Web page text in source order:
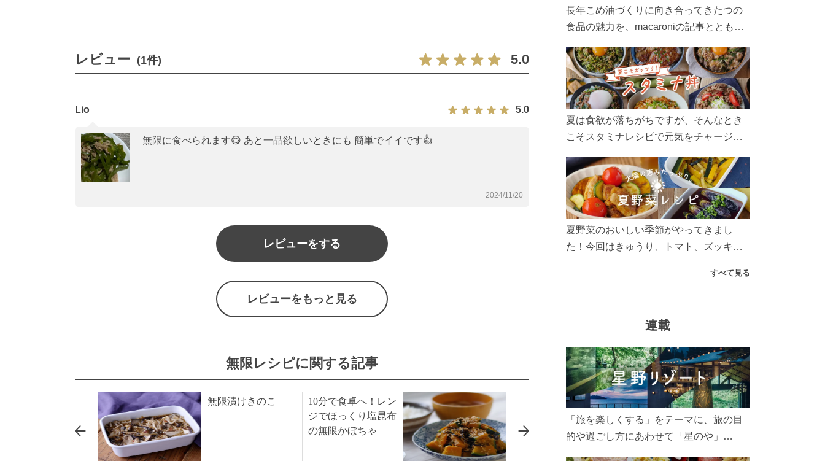
レビュー (1件) 5.0
Lio 5.0
無限に食べられます😋 あと一品欲しいときにも 簡単でイイです👍
2024/11/20
レビューをする
レビューをもっと見る
無限レシピに関する記事
無限漬けきのこ
10分で食卓へ！レン
ジでほっくり塩昆布
の無限かぼちゃ
長年こめ油づくりに向き合ってきたつの
食品の魅力を、macaroniの記事とともに
ん、製造現場や品質へのこだわりまで。
こめ油をもっと好きになるコンテンツを
ぜひお楽しみください。
夏は食欲が落ちがちですが、そんなとき
こそスタミナレシピで元気をチャージ！
リ食べて、夏バテを吹き飛ばしましょ
う！
夏野菜のおいしい季節がやってきまし
た！今回はきゅうり、トマト、ズッキー
太陽の光をたっぷりあびた夏野菜は栄養
すべて見る
連載
「旅を楽しくする」をテーマに、旅の目
的や過ごし方にあわせて「星のや」